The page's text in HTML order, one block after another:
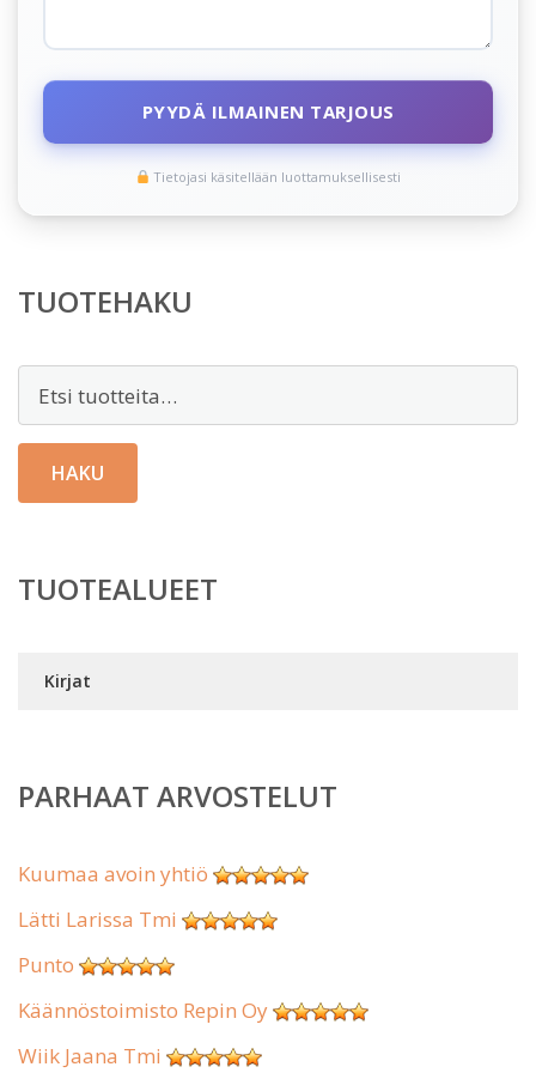
PYYDÄ ILMAINEN TARJOUS
Tietojasi käsitellään luottamuksellisesti
TUOTEHAKU
HAKU
TUOTEALUEET
Kirjat
PARHAAT ARVOSTELUT
Kuumaa avoin yhtiö
Lätti Larissa Tmi
Punto
Käännöstoimisto Repin Oy
Wiik Jaana Tmi